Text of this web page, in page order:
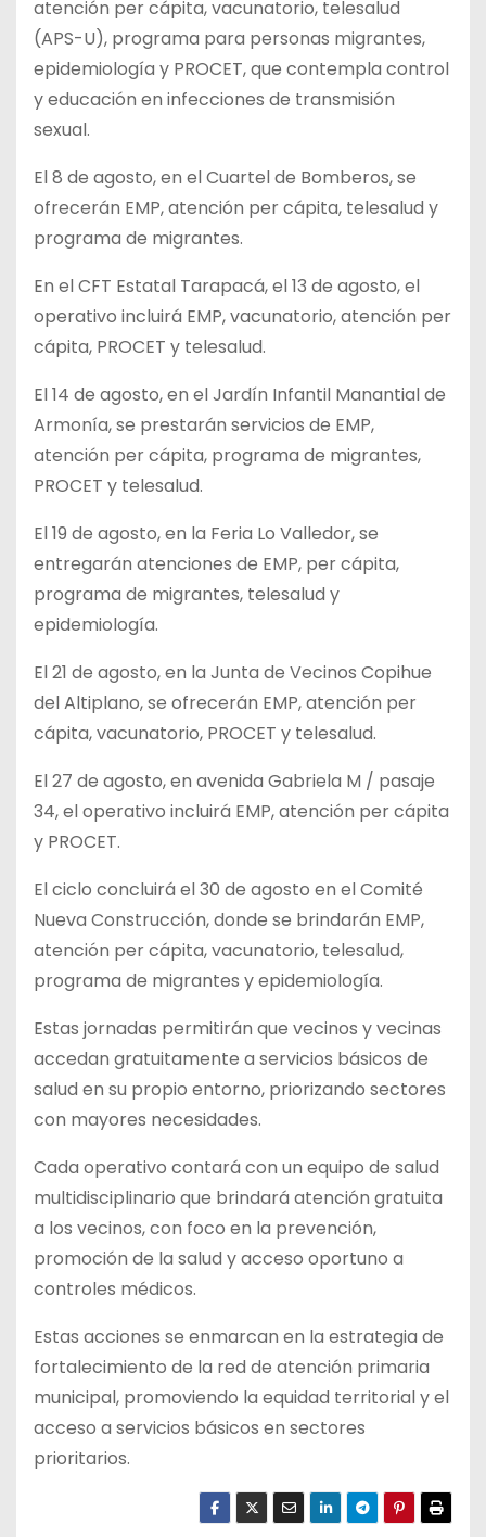
atención per cápita, vacunatorio, telesalud
(APS-U), programa para personas migrantes,
epidemiología y PROCET, que contempla control
y educación en infecciones de transmisión
sexual.
El 8 de agosto, en el Cuartel de Bomberos, se
ofrecerán EMP, atención per cápita, telesalud y
programa de migrantes.
En el CFT Estatal Tarapacá, el 13 de agosto, el
operativo incluirá EMP, vacunatorio, atención per
cápita, PROCET y telesalud.
El 14 de agosto, en el Jardín Infantil Manantial de
Armonía, se prestarán servicios de EMP,
atención per cápita, programa de migrantes,
PROCET y telesalud.
El 19 de agosto, en la Feria Lo Valledor, se
entregarán atenciones de EMP, per cápita,
programa de migrantes, telesalud y
epidemiología.
El 21 de agosto, en la Junta de Vecinos Copihue
del Altiplano, se ofrecerán EMP, atención per
cápita, vacunatorio, PROCET y telesalud.
El 27 de agosto, en avenida Gabriela M / pasaje
34, el operativo incluirá EMP, atención per cápita
y PROCET.
El ciclo concluirá el 30 de agosto en el Comité
Nueva Construcción, donde se brindarán EMP,
atención per cápita, vacunatorio, telesalud,
programa de migrantes y epidemiología.
Estas jornadas permitirán que vecinos y vecinas
accedan gratuitamente a servicios básicos de
salud en su propio entorno, priorizando sectores
con mayores necesidades.
Cada operativo contará con un equipo de salud
multidisciplinario que brindará atención gratuita
a los vecinos, con foco en la prevención,
promoción de la salud y acceso oportuno a
controles médicos.
Estas acciones se enmarcan en la estrategia de
fortalecimiento de la red de atención primaria
municipal, promoviendo la equidad territorial y el
acceso a servicios básicos en sectores
prioritarios.